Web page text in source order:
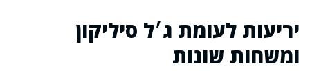
יריעות לעומת ג׳ל סיליקון
ומשחות שונות